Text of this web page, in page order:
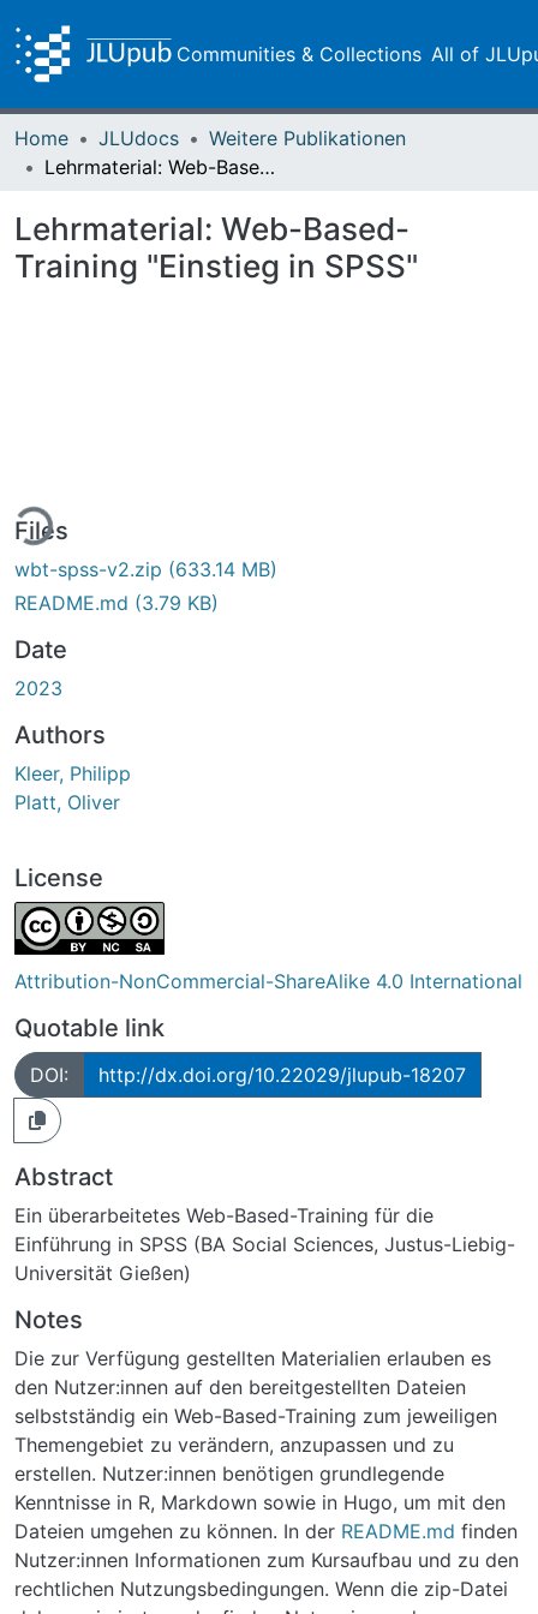
Communities & Collections All of
Home JLUdocs
Weitere Publikationen
Lehrmaterial: Web-Based-Training "Einstieg in SPSS"
Lehrmaterial: Web-Based-
Training "Einstieg in SPSS"
Files
wbt-spss-v2.zip (633.14 MB)
README.md (3.79 KB)
Date
2023
Authors
Kleer, Philipp
Platt, Oliver
License
Attribution-NonCommercial-ShareAlike 4.0 International
Quotable link
DOI: http://dx.doi.org/10.22029/jlupub-18207
Abstract
Ein überarbeitetes Web-Based-Training für die
Einführung in SPSS (BA Social Sciences, Justus-Liebig-
Universität Gießen)
Notes
Die zur Verfügung gestellten Materialien erlauben es
den Nutzer:innen auf den bereitgestellten Dateien
selbstständig ein Web-Based-Training zum jeweiligen
Themengebiet zu verändern, anzupassen und zu
erstellen. Nutzer:innen benötigen grundlegende
Kenntnisse in R, Markdown sowie in Hugo, um mit den
Dateien umgehen zu können. In der README.md finden
Nutzer:innen Informationen zum Kursaufbau und zu den
rechtlichen Nutzungsbedingungen. Wenn die zip-Datei